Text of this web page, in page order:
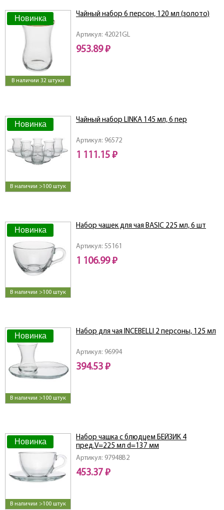
Новинка
В наличии 32 штуки
Артикул: 42021GL
Чайный набор 6 персон, 120 мл (золото)
953.89 ₽
Новинка
В наличии >100 штук
Артикул: 96572
Чайный набор LINKA 145 мл, 6 пер
1 111.15 ₽
Новинка
В наличии >100 штук
Артикул: 55161
Набор чашек для чая BASIC 225 мл, 6 шт
1 106.99 ₽
Новинка
В наличии >100 штук
Артикул: 96994
Набор для чая INCEBELLI 2 персоны, 125 мл
394.53 ₽
Новинка
В наличии >100 штук
Артикул: 97948B2
Набор чашка с блюдцем БЕЙЗИК 4
пред.V=225 мл d=137 мм
453.37 ₽